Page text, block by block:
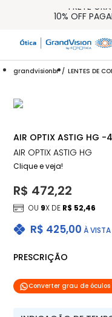
FRETE
10% OFF
15% OFF NA PRIMEIRA
32% OFF
grandvisionbr LENTES DE
AIR OPTIX ASTIG HG -
AIR OPTIX ASTIG HG
Clique e veja!
R$ 425,00 À
R$ 472,22
OU 9X DE R$ 52,46
PRESCRIÇÃO
Converter grau de